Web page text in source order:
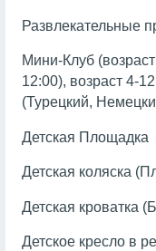
Развлекательные
Мини-Клуб
12:00), возраст 4-
(Турецкий,
Детская Площадка
Детская коляска
Детская кроватка
Детское кресло в